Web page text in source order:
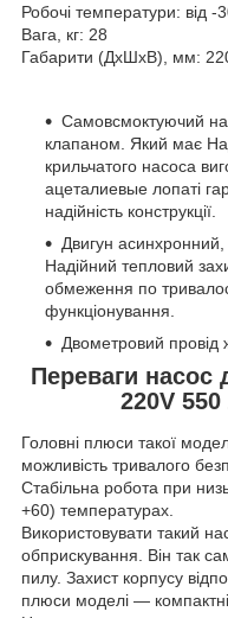
Робочі температури: від -
Вага, кг: 28
Габарити (ДхШхВ), мм:
Самовсмоктуючий
клапаном. Який має
крильчатого насоса
ацеталиевые лопаті
надійність конструкції.
Двигун асинхронний,
Надійний тепловий
обмеження по
функціонування.
Двометровий провід
Переваги насос
220V
Головні плюси такої
можливість тривалого
Стабільна робота при
+60) температурах.
Використовувати такий
обприскування. Він так
пилу. Захист корпусу
плюси моделі —